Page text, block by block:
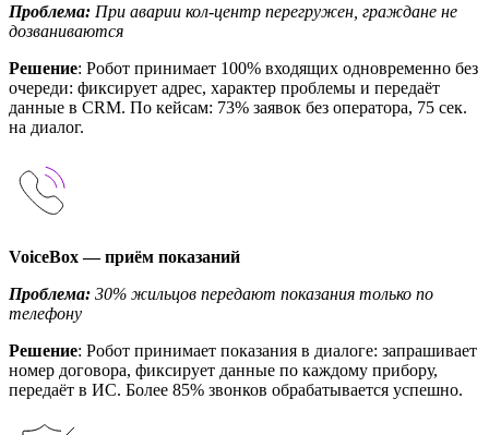
Проблема: При аварии кол-центр перегружен, граждане не
дозваниваются
Решение: Робот принимает 100% входящих одновременно без
очереди: фиксирует адрес, характер проблемы и передаёт
данные в CRM. По кейсам: 73% заявок без оператора, 75 сек.
на диалог.
VoiceBox — приём показаний
Проблема: 30% жильцов передают показания только по
телефону
Решение: Робот принимает показания в диалоге: запрашивает
номер договора, фиксирует данные по каждому прибору,
передаёт в ИС. Более 85% звонков обрабатывается успешно.